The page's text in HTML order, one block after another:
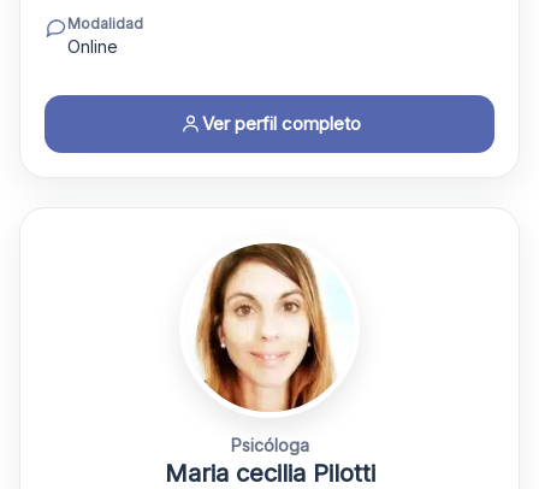
Modalidad
Online
Ver perfil completo
Psicóloga
Maria cecilia Pilotti